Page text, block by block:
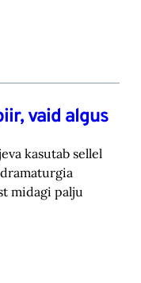
vaid algus
kasutab sellel
midagi palju